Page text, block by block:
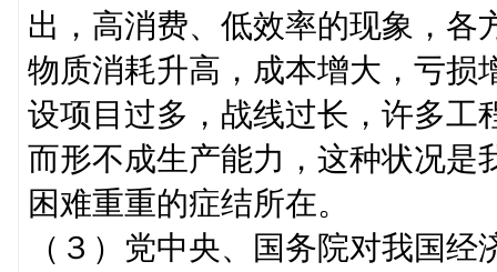
出，高消费、低效率的现象，各
物质消耗升高，成本增大，亏损
设项目过多，战线过长，许多工
而形不成生产能力，这种状况是
困难重重的症结所在。
（３）党中央、国务院对我国